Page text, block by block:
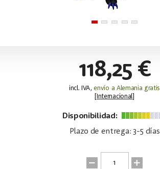
118,25 €
incl. IVA,envío a Alemania gratis
Internacional]
Disponibilidad:
Plazo de entrega: 3-5 días